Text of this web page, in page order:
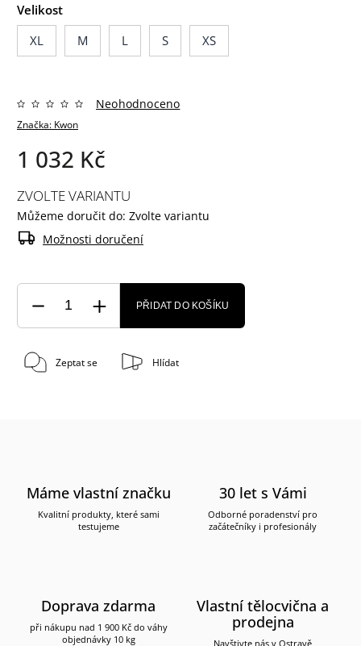
Velikost
XL
M L S XS
Značka: Kwon
Neohodnoceno
1 032 Kč
ZVOLTE VARIANTU
Můžeme doručit do: Zvolte variantu
Možnosti doručení
PŘIDAT DO KOŠÍKU
Zeptat se Hlídat
Máme vlastní značku
Kvalitní produkty, které sami
testujeme
30 let s Vámi
Odborné poradenství pro
začátečníky i profesionály
Doprava zdarma
při nákupu nad 1 900 Kč do váhy
objednávky 10 kg
Vlastní tělocvična a
prodejna
Navštivte nás v Ostravě